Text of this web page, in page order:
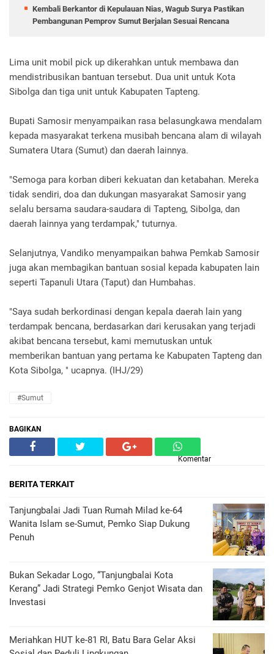
Kembali Berkantor di Kepulauan Nias, Wagub Surya Pastikan
Pembangunan Pemprov Sumut Berjalan Sesuai Rencana
Lima unit mobil pick up dikerahkan untuk membawa dan
mendistribusikan bantuan tersebut. Dua unit untuk Kota
Sibolga dan tiga unit untuk Kabupaten Tapteng.
Bupati Samosir menyampaikan rasa belasungkawa mendalam
kepada masyarakat terkena musibah bencana alam di wilayah
Sumatera Utara (Sumut) dan daerah lainnya.
"Semoga para korban diberi kekuatan dan ketabahan. Mereka
tidak sendiri, doa dan dukungan masyarakat Samosir yang
selalu bersama saudara-saudara di Tapteng, Sibolga, dan
daerah lainnya yang terdampak," tuturnya.
Selanjutnya, Vandiko menyampaikan bahwa Pemkab Samosir
juga akan membagikan bantuan sosial kepada kabupaten lain
seperti Tapanuli Utara (Taput) dan Humbahas.
"Saya sudah berkordinasi dengan kepala daerah lain yang
terdampak bencana, berdasarkan dari kerusakan yang terjadi
akibat bencana tersebut, kami memutuskan untuk
memberikan bantuan yang pertama ke Kabupaten Tapteng dan
Kota Sibolga, " ucapnya. (IHJ/29)
#Sumut
BAGIKAN
Komentar
BERITA TERKAIT
Tanjungbalai Jadi Tuan Rumah Milad ke-64
Wanita Islam se-Sumut, Pemko Siap Dukung
Penuh
Bukan Sekadar Logo, “Tanjungbalai Kota
Kerang” Jadi Strategi Pemko Genjot Wisata dan
Investasi
Meriahkan HUT ke-81 RI, Batu Bara Gelar Aksi